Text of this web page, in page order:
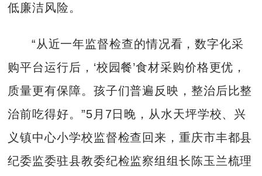
低廉洁风险。
“从近一年监督检查的情况看，数字化采
购平台运行后，‘校园餐’食材采购价格更优，
质量更有保障。孩子们普遍反映，整治后比整
治前吃得好。”5月7日晚，从水天坪学校、兴
义镇中心小学校监督检查回来，重庆市丰都县
纪委监委驻县教委纪检监察组组长陈玉兰梳理